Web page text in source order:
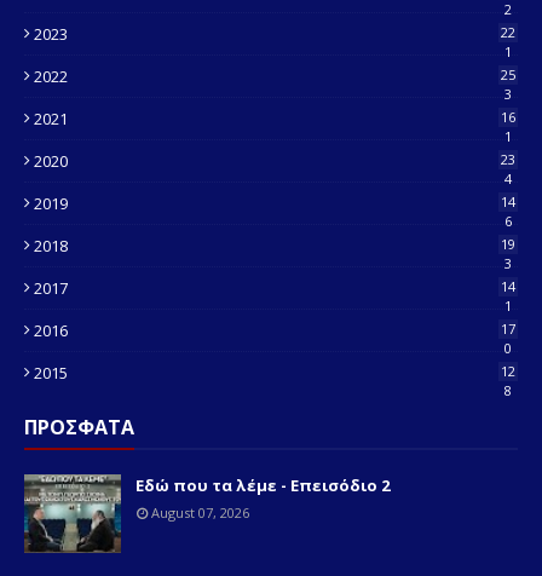
2
2023
22
1
2022
25
3
2021
16
1
2020
23
4
2019
14
6
2018
19
3
2017
14
1
2016
17
0
2015
12
8
ΠΡΟΣΦΑΤΑ
Εδώ που τα λέμε - Επεισόδιο 2
August 07, 2026